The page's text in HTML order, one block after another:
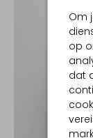
Om
op
dat